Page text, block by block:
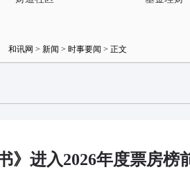
和讯网 > 新闻 > 时事要闻 > 正文
》进入2026年度票房榜